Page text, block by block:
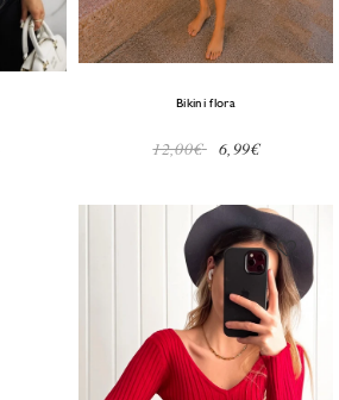
Bikini flora
12,00€ 6,99€